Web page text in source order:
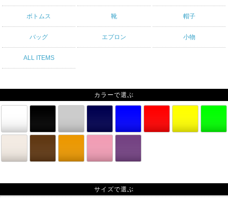
ボトムス 靴 帽子
バッグ エプロン 小物
ALL ITEMS
カラーで選ぶ
サイズで選ぶ